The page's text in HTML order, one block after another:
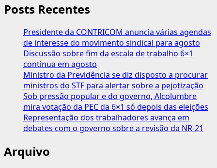
da
Fazenda
aponta
impactos
sociais
da
jornada
6×1
Posts Recentes
Presidente da CONTRICOM anuncia várias agendas
de interesse do movimento sindical para agosto
Discussão sobre fim da escala de trabalho 6×1
continua em agosto
Ministro da Previdência se diz disposto a procurar
ministros do STF para alertar sobre a pejotização
Sob pressão popular e do governo, Alcolumbre
mira votação da PEC da 6×1 só depois das eleições
Representação dos trabalhadores avança em
debates com o governo sobre a revisão da NR-21
Arquivo